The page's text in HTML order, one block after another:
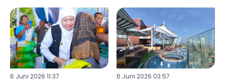
6 Juni 2026 11:37 6 Juni 2026 03:57